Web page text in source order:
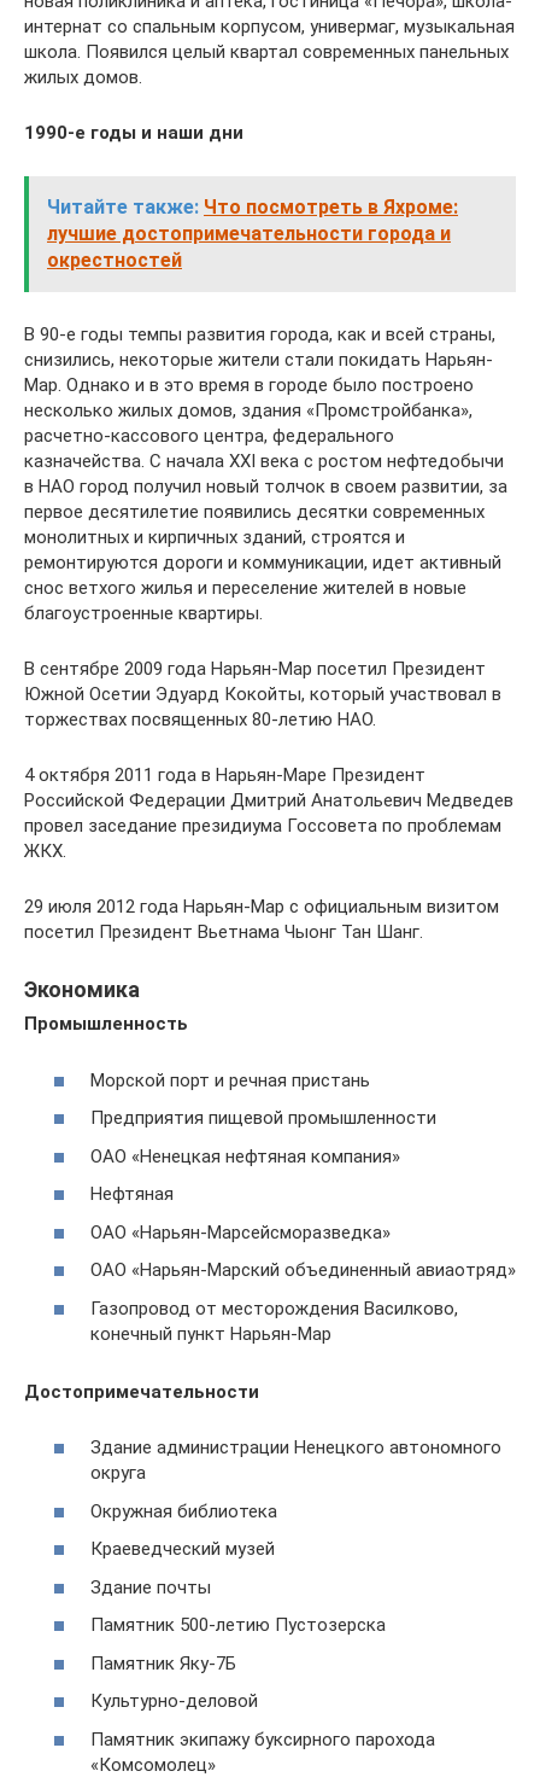
интернат со спальным корпусом, универмаг, музыкальная
школа. Появился целый квартал современных панельных
жилых домов.
1990-е годы и наши дни
Читайте также: Что посмотреть в Яхроме:
лучшие достопримечатель­ности города и
окрестностей
В 90-е годы темпы развития города, как и всей страны,
снизились, некоторые жители стали покидать Нарьян-
Мар. Однако и в это время в городе было построено
несколько жилых домов, здания «Промстройбанка»,
расчетно-кассового центра, федерального
казначейства. С начала XXI века с ростом нефтедобычи
в НАО город получил новый толчок в своем развитии, за
первое десятилетие появились десятки современных
монолитных и кирпичных зданий, строятся и
ремонтируются дороги и коммуникации, идет активный
снос ветхого жилья и переселение жителей в новые
благоустроенные квартиры.
В сентябре 2009 года Нарьян-Мар посетил Президент
Южной Осетии Эдуард Кокойты, который участвовал в
торжествах посвященных 80-летию НАО.
4 октября 2011 года в Нарьян-Маре Президент
Российской Федерации Дмитрий Анатольевич Медведев
провел заседание президиума Госсовета по проблемам
ЖКХ.
29 июля 2012 года Нарьян-Мар с официальным визитом
посетил Президент Вьетнама Чыонг Тан Шанг.
Экономика
Промышленность
Морской порт и речная пристань
Предприятия пищевой промышленности
ОАО «Ненецкая нефтяная компания»
Нефтяная
ОАО «Нарьян-Марсейсморазведка»
ОАО «Нарьян-Марский объединенный авиаотряд»
Газопровод от месторождения Василково,
конечный пункт Нарьян-Мар
Достопримечательности
Здание администрации Ненецкого автономного
округа
Окружная библиотека
Краеведческий музей
Здание почты
Памятник 500-летию Пустозерска
Памятник Яку-7Б
Культурно-деловой
Памятник экипажу буксирного парохода
«Комсомолец»